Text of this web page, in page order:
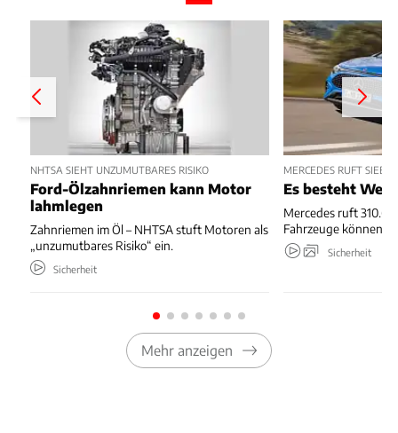
NHTSA SIEHT UNZUMUTBARES RISIKO
Ford-Ölzahnriemen kann Motor
lahmlegen
Zahnriemen im Öl – NHTSA stuft Motoren als
„unzumutbares Risiko“ ein.
Sicherheit
MERCEDES RUFT
Es besteht
Mercedes ruft
Fahrzeuge können
Sicherheit
Mehr anzeigen